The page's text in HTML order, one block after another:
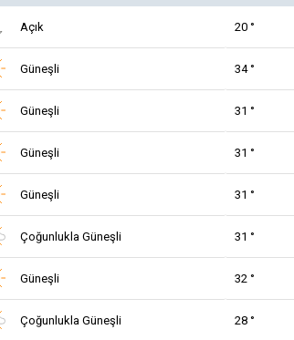
Açık 20 °
Güneşli 34 °
Güneşli 31 °
Güneşli 31 °
Güneşli 31 °
Çoğunlukla Güneşli 31 °
Güneşli 32 °
Çoğunlukla Güneşli 28 °